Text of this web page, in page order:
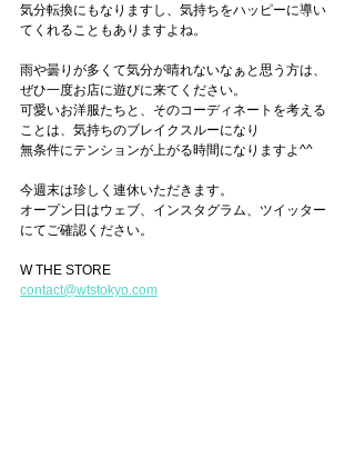
気分転換にもなりますし、気持ちをハッピーに導い
てくれることもありますよね。
雨や曇りが多くて気分が晴れないなぁと思う方は、
ぜひ一度お店に遊びに来てください。
可愛いお洋服たちと、そのコーディネートを考える
ことは、気持ちのブレイクスルーになり
無条件にテンションが上がる時間になりますよ^^
今週末は珍しく連休いただきます。
オープン日はウェブ、インスタグラム、ツイッター
にてご確認ください。
W THE STORE
contact@wtstokyo.com